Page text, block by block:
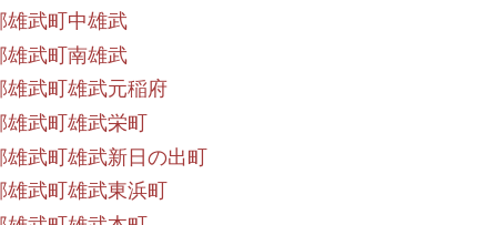
雄武町中雄武
雄武町南雄武
雄武町雄武元稲府
武町雄武栄町
雄武町雄武新日の出町
武町雄武東浜町